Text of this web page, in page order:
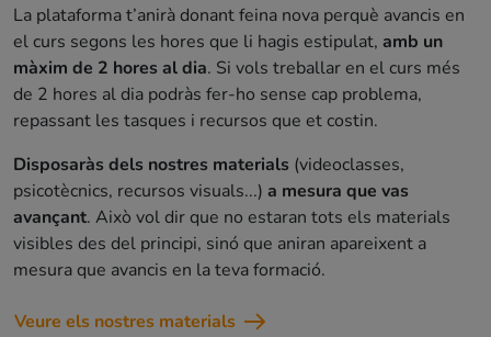
La plataforma t’anirà donant feina nova perquè avancis en
el curs segons les hores que li hagis estipulat, amb un
màxim de 2 hores al dia. Si vols treballar en el curs més
de 2 hores al dia podràs fer-ho sense cap problema,
repassant les tasques i recursos que et costin.
Disposaràs dels nostres materials (videoclasses,
psicotècnics, recursos visuals...) a mesura que vas
avançant. Això vol dir que no estaran tots els materials
visibles des del principi, sinó que aniran apareixent a
mesura que avancis en la teva formació.
Veure els nostres materials